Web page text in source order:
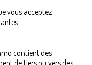
vous acceptez
contient des
de tiers ou vers des